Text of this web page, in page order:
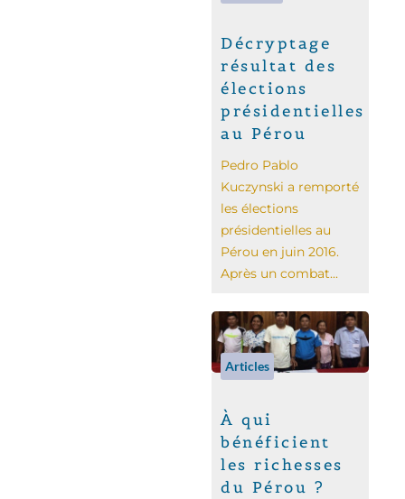
Décryptage
résultat des
élections
présidentielles
au Pérou
Pedro Pablo
Kuczynski a remporté
les élections
présidentielles au
Pérou en juin 2016.
Après un combat...
Articles
À qui
bénéficient
les richesses
du Pérou ?